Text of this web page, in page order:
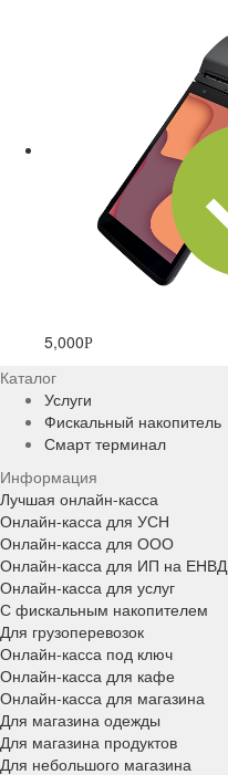
5,000Р
Каталог
Услуги
Фискальный накопитель
Смарт терминал
Информация
Лучшая онлайн-касса
Онлайн-касса для УСН
Онлайн-касса для ООО
Онлайн-касса для ИП на ЕНВД
Онлайн-касса для услуг
С фискальным накопителем
Для грузоперевозок
Онлайн-касса под ключ
Онлайн-касса для кафе
Онлайн-касса для магазина
Для магазина одежды
Для магазина продуктов
Для небольшого магазина